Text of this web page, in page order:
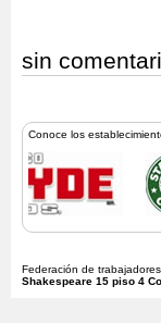
sin
Conoce los
Federación de
Shakespeare 15 piso 4